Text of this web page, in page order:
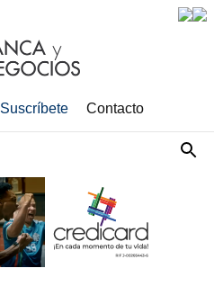
Suscríbete Contacto